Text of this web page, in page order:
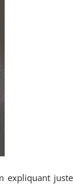
expliquant juste